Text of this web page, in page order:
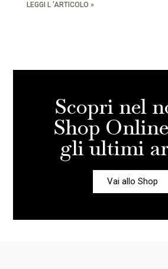
LEGGI L 'ARTICOLO »
Scopri nel
Shop
gli ultimi
Vai allo Shop